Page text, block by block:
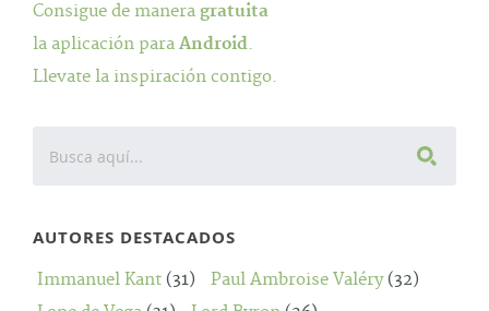
Consigue de manera gratuita
la aplicación para Android.
Llevate la inspiración contigo.
AUTORES DESTACADOS
Immanuel Kant (31) Paul Ambroise Valéry(32)